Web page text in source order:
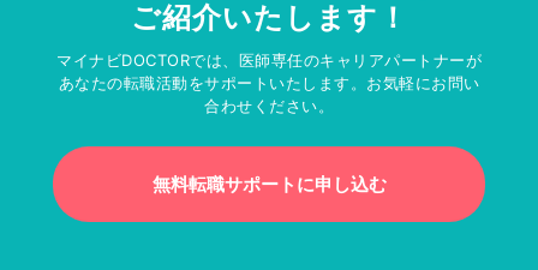
ご紹介いたします！
マイナビDOCTORでは、医師専任のキャリアパートナーが
あなたの転職活動をサポートいたします。お気軽にお問い
合わせください。
無料転職サポートに申し込む